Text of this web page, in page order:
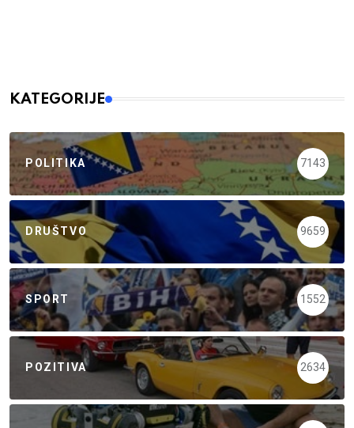
KATEGORIJE
POLITIKA 7143
DRUŠTVO 9659
SPORT 1552
POZITIVA 2634